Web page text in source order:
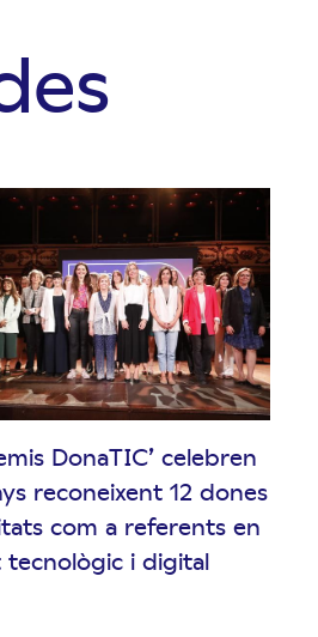
DonaTIC’ celebren
reconeixent 12 dones
com a referents en
tecnològic i digital